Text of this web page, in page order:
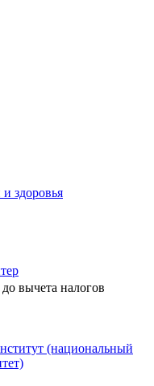
здоровья
до вычета налогов
(национальный